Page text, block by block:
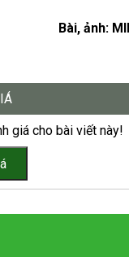
Bài, ảnh:
giá cho bài viết này!